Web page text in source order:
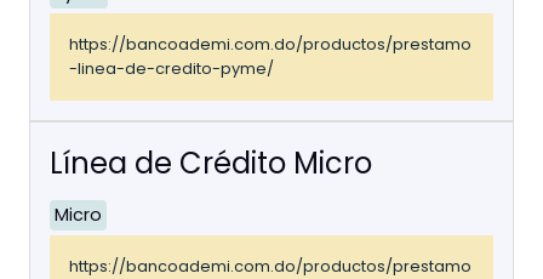
https://bancoademi.com.do/productos/prestamo
-linea-de-credito-pyme/
Línea de Crédito Micro
Micro
https://bancoademi.com.do/productos/prestamo